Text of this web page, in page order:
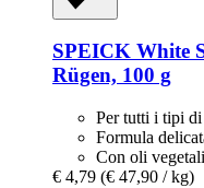
SPEICK White
Rügen, 100 g
Per tutti i tipi
Formula
Con oli
€ 4,79 (€ 47,90 / kg)